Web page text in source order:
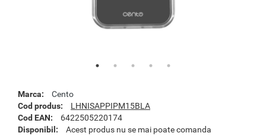
Marca:
Cento
Cod produs:
LHNISAPPIPM15BLA
Cod EAN:
6422505220174
Disponibil:
Acest produs nu se mai poate comanda